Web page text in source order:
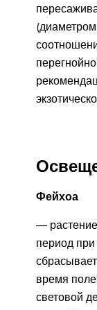
Фейхоа
—
период при
время
световой